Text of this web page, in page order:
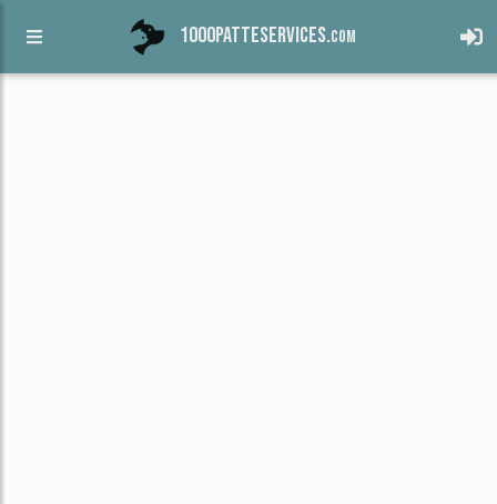
1000patteservices.com